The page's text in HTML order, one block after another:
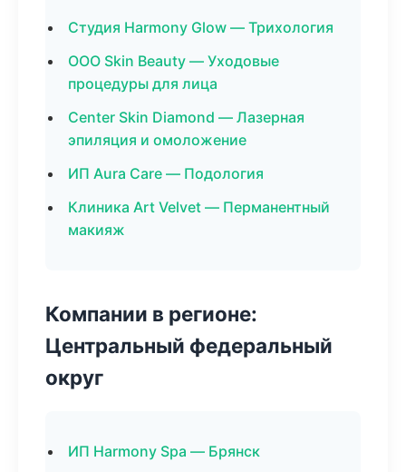
Студия Harmony Glow — Трихология
ООО Skin Beauty — Уходовые
процедуры для лица
Center Skin Diamond — Лазерная
эпиляция и омоложение
ИП Aura Care — Подология
Клиника Art Velvet — Перманентный
макияж
Компании в регионе:
Центральный федеральный
округ
ИП Harmony Spa — Брянск